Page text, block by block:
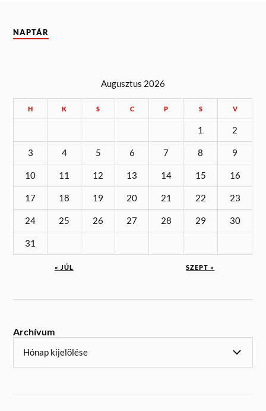
NAPTÁR
Augusztus 2026
H K S C P S V
1 2
3 4 5 6 7 8 9
10 11 12 13 14 15 16
17 18 19 20 21 22 23
24 25 26 27 28 29 30
31
« JÚL SZEPT »
Archívum